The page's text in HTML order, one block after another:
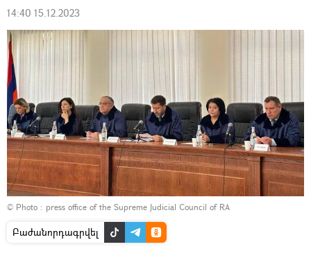
14:40 15.12.2023
© Photo : press office of the Supreme Judicial Council of RA
Բաժանորդագրվել